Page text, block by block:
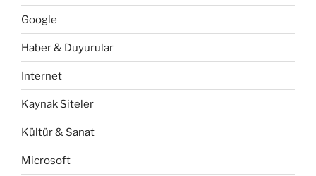
Google
Haber & Duyurular
Internet
Kaynak Siteler
Kültür & Sanat
Microsoft